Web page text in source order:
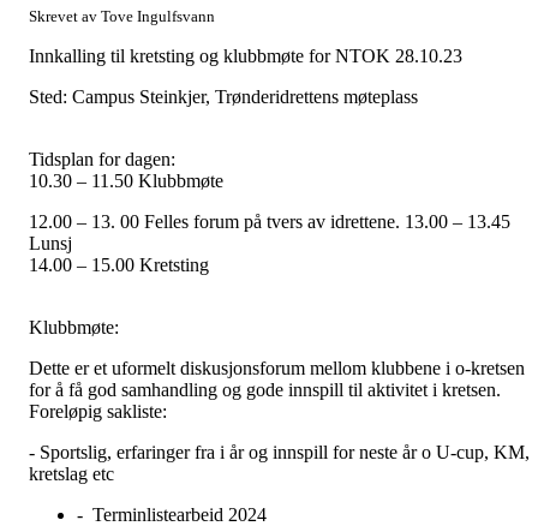
Skrevet av Tove Ingulfsvann
Innkalling til kretsting og klubbmøte for NTOK 28.10.23
Sted: Campus Steinkjer, Trønderidrettens møteplass
Tidsplan for dagen:
10.30 – 11.50 Klubbmøte
12.00 – 13. 00 Felles forum på tvers av idrettene. 13.00 – 13.45
Lunsj
14.00 – 15.00 Kretsting
Klubbmøte:
Dette er et uformelt diskusjonsforum mellom klubbene i o-kretsen
for å få god samhandling og gode innspill til aktivitet i kretsen.
Foreløpig sakliste:
- Sportslig, erfaringer fra i år og innspill for neste åro U-cup, KM,
kretslag etc
- Terminlistearbeid 2024